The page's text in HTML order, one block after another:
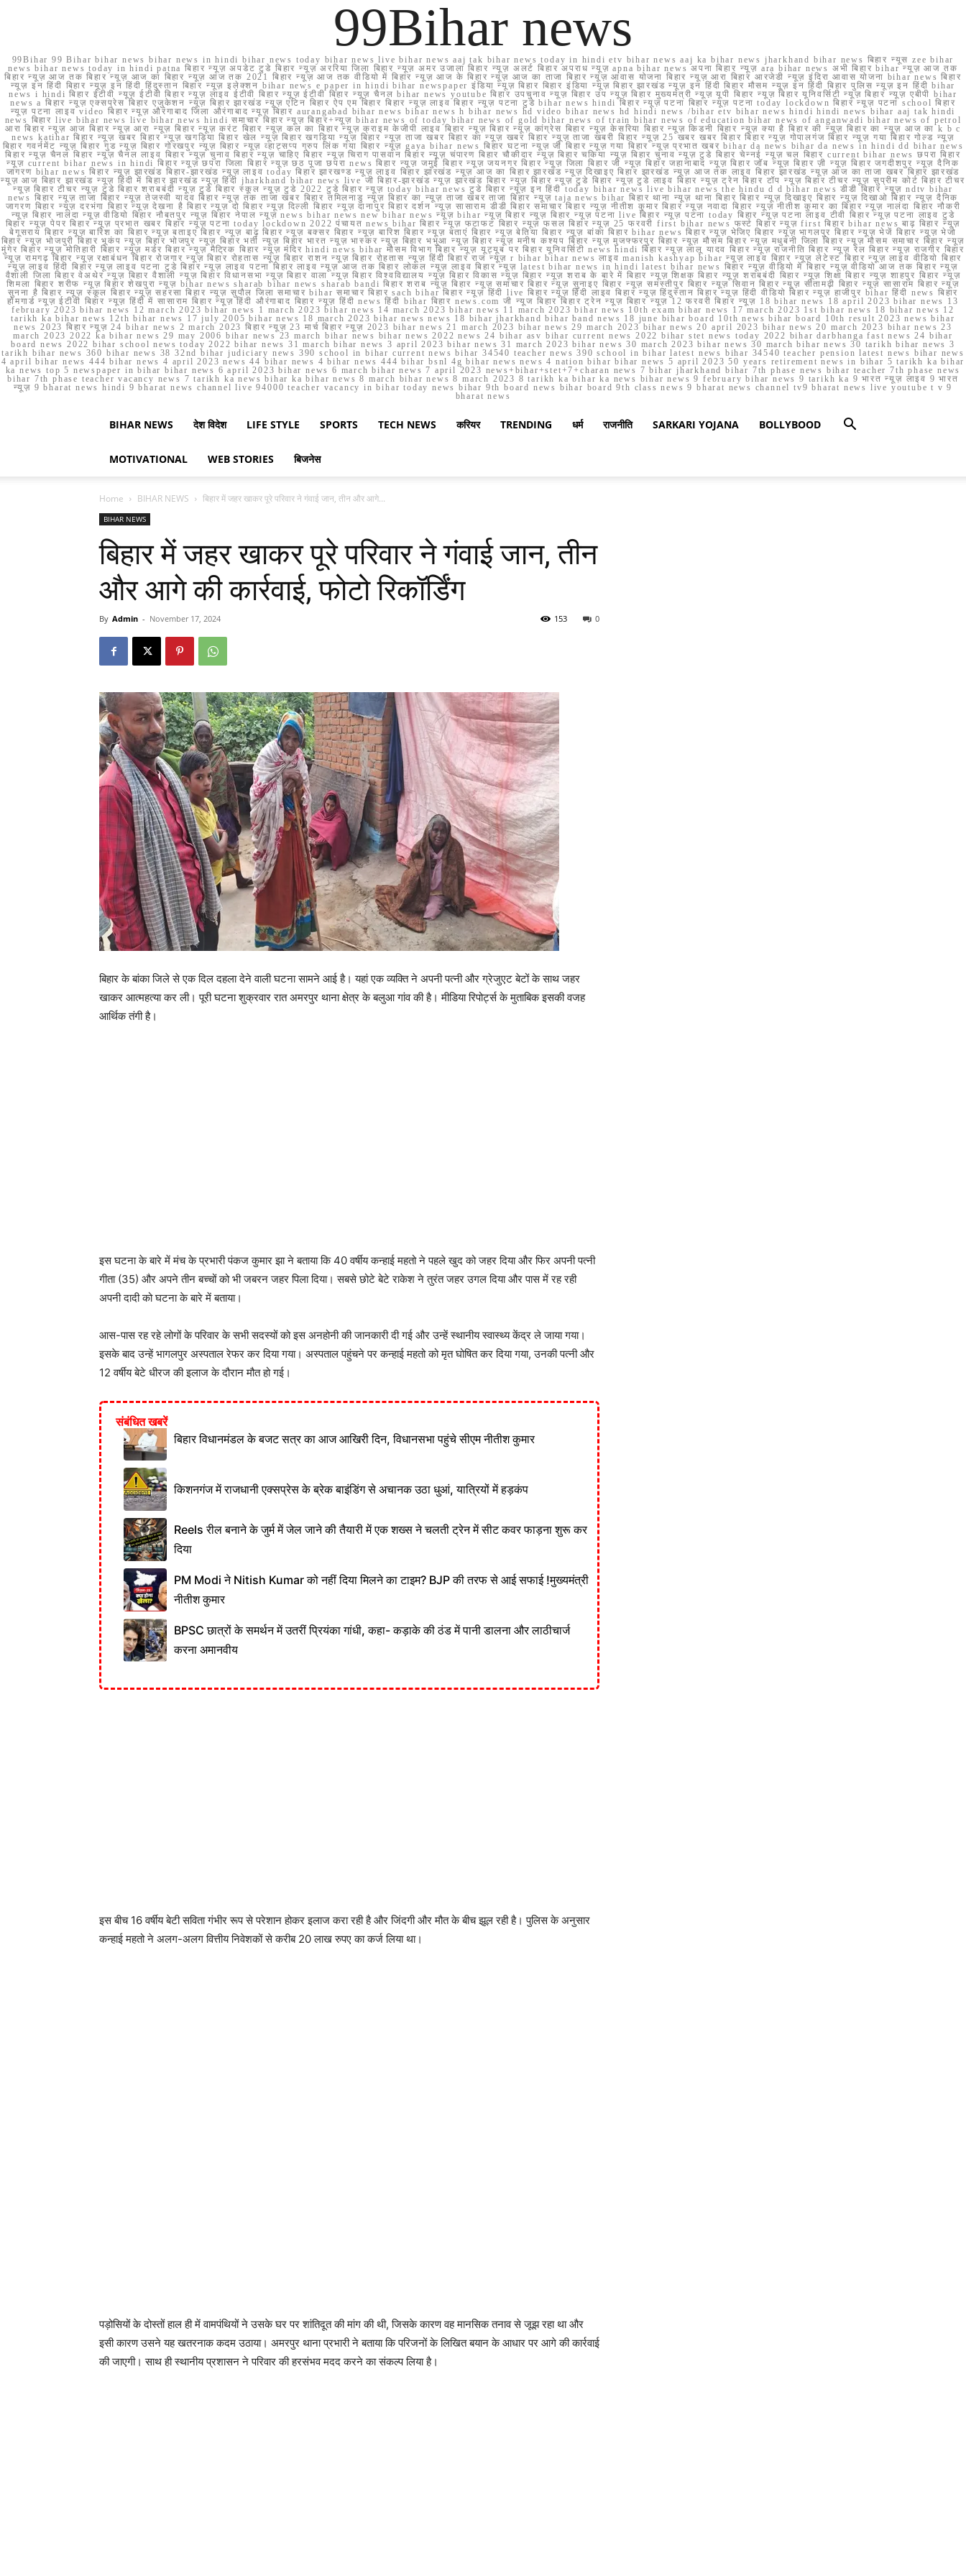
99Bihar news
99Bihar 99 Bihar bihar news bihar news in hindi bihar news today bihar news live bihar news aaj tak bihar news today in hindi etv bihar news aaj ka bihar news jharkhand bihar news बिहार न्यूस zee bihar
news bihar news today in hindi patna बिहार न्यूज़ अपडेट टुडे बिहार न्यूज़ अररिया जिला बिहार न्यूज़ अमर उजाला बिहार न्यूज़ अलर्ट बिहार अपराध न्यूज़ apna bihar news अपना बिहार न्यूज़ ara bihar news अभी बिहार bihar न्यूज़ आज तक
बिहार न्यूज़ आज तक बिहार न्यूज़ आज का बिहार न्यूज़ आज तक 2021 बिहार न्यूज़ आज तक वीडियो में बिहार न्यूज़ आज के बिहार न्यूज़ आज का ताजा बिहार न्यूज़ आवास योजना बिहार न्यूज़ आरा बिहार आरजेडी न्यूज़ इंदिरा आवास योजना bihar news बिहार
न्यूज़ इन हिंदी बिहार न्यूज़ इन हिंदी हिंदुस्तान बिहार न्यूज़ इलेक्शन bihar news e paper in hindi bihar newspaper इंडिया न्यूज़ बिहार बिहार इंडिया न्यूज़ बिहार झारखंड न्यूज़ इन हिंदी बिहार मौसम न्यूज़ इन हिंदी बिहार पुलिस न्यूज़ इन हिंदी bihar
news i hindi बिहार ईटीवी न्यूज़ ईटीवी बिहार न्यूज़ लाइव ईटीवी बिहार न्यूज़ ईटीवी बिहार न्यूज़ चैनल bihar news youtube बिहार उपचुनाव न्यूज़ बिहार उप न्यूज़ बिहार मुख्यमंत्री न्यूज़ यूपी बिहार न्यूज़ बिहार यूनिवर्सिटी न्यूज़ बिहार न्यूज़ एबीपी bihar
news a बिहार न्यूज़ एक्सप्रेस बिहार एजुकेशन न्यूज़ बिहार झारखंड न्यूज़ एटिन बिहार ऐप एम बिहार बिहार न्यूज़ लाइव बिहार न्यूज़ पटना टुडे bihar news hindi बिहार न्यूज़ पटना बिहार न्यूज़ पटना today lockdown बिहार न्यूज़ पटना school बिहार
न्यूज़ पटना लाइव video बिहार न्यूज़ औरंगाबाद जिला औरंगाबाद न्यूज़ बिहार aurangabad bihar news bihar news h bihar news hd video bihar news hd hindi news /bihar etv bihar news hindi hindi news bihar aaj tak hindi
news बिहार live bihar news live bihar news hindi समाचार बिहार न्यूज़ बिहार+न्यूज़ bihar news of today bihar news of gold bihar news of train bihar news of education bihar news of anganwadi bihar news of petrol
आरा बिहार न्यूज़ आज बिहार न्यूज़ आरा न्यूज़ बिहार न्यूज़ करंट बिहार न्यूज़ कल का बिहार न्यूज़ क्राइम केजीपी लाइव बिहार न्यूज़ बिहार न्यूज़ कांग्रेस बिहार न्यूज़ केसरिया बिहार न्यूज़ किडनी बिहार न्यूज़ क्या है बिहार की न्यूज़ बिहार का न्यूज़ आज का k b c
news katihar बिहार न्यूज़ खबर बिहार न्यूज़ खगड़िया बिहार खेल न्यूज़ बिहार खगड़िया न्यूज़ बिहार न्यूज़ ताजा खबर बिहार का न्यूज़ खबर बिहार न्यूज़ ताजा खबरी बिहार न्यूज़ 25 खबर खबर बिहार बिहार न्यूज़ गोपालगंज बिहार न्यूज़ गया बिहार गोल्ड न्यूज़
बिहार गवर्नमेंट न्यूज़ बिहार गुड न्यूज़ बिहार गोरखपुर न्यूज़ बिहार न्यूज़ व्हाट्सप्प ग्रुप लिंक गया बिहार न्यूज़ gaya bihar news बिहार घटना न्यूज़ जी बिहार न्यूज़ गया बिहार न्यूज़ प्रभात खबर bihar da news bihar da news in hindi dd bihar news
बिहार न्यूज़ चैनल बिहार न्यूज़ चैनल लाइव बिहार न्यूज़ चुनाव बिहार न्यूज़ चाहिए बिहार न्यूज़ चिराग पासवान बिहार न्यूज़ चंपारण बिहार चौकीदार न्यूज़ बिहार चकिया न्यूज़ बिहार चुनाव न्यूज़ टुडे बिहार चेन्नई न्यूज़ चल बिहार current bihar news छपरा बिहार
न्यूज़ current bihar news in hindi बिहार न्यूज़ छपरा जिला बिहार न्यूज़ छठ पूजा छपरा news बिहार न्यूज़ जमुई बिहार न्यूज़ जयनगर बिहार न्यूज़ जिला बिहार जी न्यूज़ बिहार जहानाबाद न्यूज़ बिहार जॉब न्यूज़ बिहार ज़ी न्यूज़ बिहार जगदीशपुर न्यूज़ दैनिक
जागरण bihar news बिहार न्यूज़ झारखंड बिहार-झारखंड न्यूज़ लाइव today बिहार झारखण्ड न्यूज़ लाइव बिहार झारखंड न्यूज़ आज का बिहार झारखंड न्यूज़ दिखाइए बिहार झारखंड न्यूज़ आज तक लाइव बिहार झारखंड न्यूज़ आज का ताजा खबर बिहार झारखंड
न्यूज़ आज बिहार झारखंड न्यूज़ हिंदी में बिहार झारखंड न्यूज़ हिंदी jharkhand bihar news live जी बिहार-झारखंड न्यूज़ झारखंड बिहार न्यूज़ बिहार न्यूज़ टुडे बिहार न्यूज़ टुडे लाइव बिहार न्यूज़ ट्रेन बिहार टॉप न्यूज़ बिहार टीचर न्यूज़ सुप्रीम कोर्ट बिहार टीचर
न्यूज़ बिहार टीचर न्यूज़ टुडे बिहार शराबबंदी न्यूज़ टुडे बिहार स्कूल न्यूज़ टुडे 2022 टुडे बिहार न्यूज़ today bihar news टुडे बिहार न्यूज़ इन हिंदी today bihar news live bihar news the hindu d d bihar news डीडी बिहार न्यूज़ ndtv bihar
news बिहार न्यूज़ ताजा बिहार न्यूज़ तेजस्वी यादव बिहार न्यूज़ तक ताजा खबर बिहार तमिलनाडु न्यूज़ बिहार का न्यूज़ ताजा खबर ताजा बिहार न्यूज़ taja news bihar बिहार थाना न्यूज़ थाना बिहार बिहार न्यूज़ दिखाइए बिहार न्यूज़ दिखाओ बिहार न्यूज़ दैनिक
जागरण बिहार न्यूज़ दरभंगा बिहार न्यूज़ देखना है बिहार न्यूज़ दो बिहार न्यूज़ दिल्ली बिहार न्यूज़ दानापुर बिहार दर्शन न्यूज़ सासाराम डीडी बिहार समाचार बिहार न्यूज़ नीतीश कुमार बिहार न्यूज़ नवादा बिहार न्यूज़ नीतीश कुमार का बिहार न्यूज़ नालंदा बिहार नौकरी
न्यूज़ बिहार नालंदा न्यूज़ वीडियो बिहार नौबतपुर न्यूज़ बिहार नेपाल न्यूज़ news bihar news new bihar news न्यूज़ bihar न्यूज़ बिहार न्यूज़ बिहार न्यूज़ पटना live बिहार न्यूज़ पटना today बिहार न्यूज़ पटना लाइव टीवी बिहार न्यूज़ पटना लाइव टुडे
बिहार न्यूज़ पेपर बिहार न्यूज़ प्रभात खबर बिहार न्यूज़ पटना today lockdown 2022 पंचायत news bihar बिहार न्यूज़ फटाफट बिहार न्यूज़ फसल बिहार न्यूज़ 25 फरवरी first bihar news फर्स्ट बिहार न्यूज़ first बिहार bihar news बाढ़ बिहार न्यूज़
बेगूसराय बिहार न्यूज़ बारिश का बिहार न्यूज़ बताइए बिहार न्यूज़ बाढ़ बिहार न्यूज़ बक्सर बिहार न्यूज़ बारिश बिहार न्यूज़ बताएं बिहार न्यूज़ बेतिया बिहार न्यूज़ बांका बिहार bihar news बिहार न्यूज़ भेजिए बिहार न्यूज़ भागलपुर बिहार न्यूज़ भेजें बिहार न्यूज़ भेजो
बिहार न्यूज़ भोजपुरी बिहार भूकंप न्यूज़ बिहार भोजपुर न्यूज़ बिहार भर्ती न्यूज़ बिहार भारत न्यूज़ भास्कर न्यूज़ बिहार भभुआ न्यूज़ बिहार न्यूज़ मनीष कश्यप बिहार न्यूज़ मुजफ्फरपुर बिहार न्यूज़ मौसम बिहार न्यूज़ मधुबनी जिला बिहार न्यूज़ मौसम समाचार बिहार न्यूज़
मुंगेर बिहार न्यूज़ मोतिहारी बिहार न्यूज़ मर्डर बिहार न्यूज़ मैट्रिक बिहार न्यूज़ मंदिर hindi news bihar मौसम विभाग बिहार न्यूज़ यूट्यूब पर बिहार यूनिवर्सिटी news hindi बिहार न्यूज़ लालू यादव बिहार न्यूज़ राजनीति बिहार न्यूज़ रेल बिहार न्यूज़ राजगीर बिहार
न्यूज़ रामगढ़ बिहार न्यूज़ रक्षाबंधन बिहार रोजगार न्यूज़ बिहार रोहतास न्यूज़ बिहार राशन न्यूज़ बिहार रोहतास न्यूज़ हिंदी बिहार राज न्यूज़ r bihar bihar news लाइव manish kashyap bihar न्यूज़ लाइव बिहार न्यूज़ लेटेस्ट बिहार न्यूज़ लाइव वीडियो बिहार
न्यूज़ लाइव हिंदी बिहार न्यूज़ लाइव पटना टुडे बिहार न्यूज़ लाइव पटना बिहार लाइव न्यूज़ आज तक बिहार लोकल न्यूज़ लाइव बिहार न्यूज़ latest bihar news in hindi latest bihar news बिहार न्यूज़ वीडियो में बिहार न्यूज़ वीडियो आज तक बिहार न्यूज़
वैशाली जिला बिहार वेअथेर न्यूज़ बिहार वैशाली न्यूज़ बिहार विधानसभा न्यूज़ बिहार वाला न्यूज़ बिहार विश्वविद्यालय न्यूज़ बिहार विकास न्यूज़ बिहार न्यूज़ शराब के बारे में बिहार न्यूज़ शिक्षक बिहार न्यूज़ शराबबंदी बिहार न्यूज़ शिक्षा बिहार न्यूज़ शाहपुर बिहार न्यूज़
शिमला बिहार शरीफ न्यूज़ बिहार शेखपुरा न्यूज़ bihar news sharab bihar news sharab bandi बिहार शराब न्यूज़ बिहार न्यूज़ समाचार बिहार न्यूज़ सुनाइए बिहार न्यूज़ समस्तीपुर बिहार न्यूज़ सिवान बिहार न्यूज़ सीतामढ़ी बिहार न्यूज़ सासाराम बिहार न्यूज़
सुनना है बिहार न्यूज़ स्कूल बिहार न्यूज़ सहरसा बिहार न्यूज़ सुपौल जिला समाचार bihar समाचार बिहार sach bihar बिहार न्यूज़ हिंदी live बिहार न्यूज़ हिंदी लाइव बिहार न्यूज़ हिंदुस्तान बिहार न्यूज़ हिंदी वीडियो बिहार न्यूज़ हाजीपुर bihar हिंदी news बिहार
होमगार्ड न्यूज़ ईटीवी बिहार न्यूज़ हिंदी में सासाराम बिहार न्यूज़ हिंदी औरंगाबाद बिहार न्यूज़ हिंदी news हिंदी bihar बिहार news.com जी न्यूज बिहार बिहार ट्रेन न्यूज़ बिहार न्यूज़ 12 फरवरी बिहार न्यूज़ 18 bihar news 18 april 2023 bihar news 13
february 2023 bihar news 12 march 2023 bihar news 1 march 2023 bihar news 14 march 2023 bihar news 11 march 2023 bihar news 10th exam bihar news 17 march 2023 1st bihar news 18 bihar news 12
tarikh ka bihar news 12th bihar news 17 july 2005 bihar news 18 march 2023 bihar news news 18 bihar jharkhand bihar band news 18 june bihar board 10th news bihar board 10th result 2023 news bihar
news 2023 बिहार न्यूज़ 24 bihar news 2 march 2023 बिहार न्यूज़ 23 मार्च बिहार न्यूज़ 2023 bihar news 21 march 2023 bihar news 29 march 2023 bihar news 20 april 2023 bihar news 20 march 2023 bihar news 23
march 2023 2022 ka bihar news 29 may 2006 bihar news 23 march bihar news bihar news 2022 news 24 bihar asv bihar current news 2022 bihar stet news today 2022 bihar darbhanga fast news 24 bihar
board news 2022 bihar school news today 2022 bihar news 31 march bihar news 3 april 2023 bihar news 31 march 2023 bihar news 30 march 2023 bihar news 30 march bihar news 30 tarikh bihar news 3
tarikh bihar news 360 bihar news 38 32nd bihar judiciary news 390 school in bihar current news bihar 34540 teacher news 390 school in bihar latest news bihar 34540 teacher pension latest news bihar news
4 april bihar news 444 bihar news 4 april 2023 news 44 bihar news 4 bihar news 444 bihar bsnl 4g bihar news news 4 nation bihar bihar news 5 april 2023 50 years retirement news in bihar 5 tarikh ka bihar
ka news top 5 newspaper in bihar bihar news 6 april 2023 bihar news 6 march bihar news 7 april 2023 news+bihar+stet+7+charan news 7 bihar jharkhand bihar 7th phase news bihar teacher 7th phase news
bihar 7th phase teacher vacancy news 7 tarikh ka news bihar ka bihar news 8 march bihar news 8 march 2023 8 tarikh ka bihar ka news bihar news 9 february bihar news 9 tarikh ka 9 भारत न्यूज़ लाइव 9 भारत
न्यूज़ 9 bharat news hindi 9 bharat news channel live 94000 teacher vacancy in bihar today news bihar 9th board news bihar board 9th class news 9 bharat news channel tv9 bharat news live youtube t v 9
bharat news
BIHAR NEWS देश विदेश LIFE STYLE SPORTS TECH NEWS करियर TRENDING धर्म राजनीति SARKARI YOJANA BOLLYBOOD
MOTIVATIONAL WEB STORIES बिजनेस
Home BIHAR NEWS बिहार में जहर खाकर पूरे परिवार ने गंवाई जान, तीन और आगे...
BIHAR NEWS
बिहार में जहर खाकर पूरे परिवार ने गंवाई जान, तीन
और आगे की कार्रवाई, फोटो रिकॉर्डिंग
By Admin - November 17, 2024 0
153
बिहार के बांका जिले से एक दिल दहला देने वाली घटना सामने आई है। यहां एक व्यक्ति ने अपनी पत्नी और ग्रेजुएट बेटों के साथ जहर
खाकर आत्महत्या कर ली। पूरी घटना शुक्रवार रात अमरपुर थाना क्षेत्र के बलुआ गांव की है। मीडिया रिपोर्ट्स के मुताबिक इसकी वजह
आर्थिक तंगी है।
इस घटना के बारे में मंच के प्रभारी पंकज कुमार झा ने बताया कि 40 वर्षीय कन्हाई महतो ने पहले खुद को जहर दिया और फिर अपनी पत्नी
गीता (35) और अपने तीन बच्चों को भी जबरन जहर पिला दिया। सबसे छोटे बेटे राकेश ने तुरंत जहर उगल दिया और पास में रह रही
अपनी दादी को घटना के बारे में बताया।
आस-पास रह रहे लोगों के परिवार के सभी सदस्यों को इस अनहोनी की जानकारी दी गई और उन्हें स्थानीय स्वास्थ्य केंद्र ले जाया गया।
इसके बाद उन्हें भागलपुर अस्पताल रेफर कर दिया गया। अस्पताल पहुंचने पर कन्हाई महतो को मृत घोषित कर दिया गया, उनकी पत्नी और
12 वर्षीय बेटे धीरज की इलाज के दौरान मौत हो गई।
संबंधित खबरें
बिहार विधानमंडल के बजट सत्र का आज आखिरी दिन, विधानसभा पहुंचे सीएम नीतीश कुमार
किशनगंज में राजधानी एक्सप्रेस के ब्रेक बाइंडिंग से अचानक उठा धुआं, यात्रियों में हड़कंप
Reels रील बनाने के जुर्म में जेल जाने की तैयारी में एक शख्स ने चलती ट्रेन में सीट कवर फाड़ना शुरू कर
दिया
PM Modi ने Nitish Kumar को नहीं दिया मिलने का टाइम? BJP की तरफ से आई सफाई !मुख्यमंत्री
नीतीश कुमार
BPSC छात्रों के समर्थन में उतरीं प्रियंका गांधी, कहा- कड़ाके की ठंड में पानी डालना और लाठीचार्ज
करना अमानवीय
इस बीच 16 वर्षीय बेटी सविता गंभीर रूप से परेशान होकर इलाज करा रही है और जिंदगी और मौत के बीच झूल रही है। पुलिस के अनुसार
कन्हाई महतो ने अलग-अलग वित्तीय निवेशकों से करीब 20 लाख रुपए का कर्ज लिया था।
पड़ोसियों के दोस्तों हाल ही में वामपंथियों ने उसके घर पर शांतिदूत की मांग की थी, जिसके कारण वह मानसिक तनाव से जूझ रहा था और
इसी कारण उसने यह खतरनाक कदम उठाया। अमरपुर थाना प्रभारी ने बताया कि परिजनों के लिखित बयान के आधार पर आगे की कार्रवाई
की जाएगी। साथ ही स्थानीय प्रशासन ने परिवार की हरसंभव मदद करने का संकल्प लिया है।